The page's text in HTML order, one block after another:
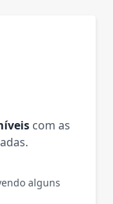
com as
alguns